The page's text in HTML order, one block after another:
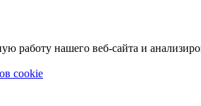
работу нашего веб-сайта и
cookie